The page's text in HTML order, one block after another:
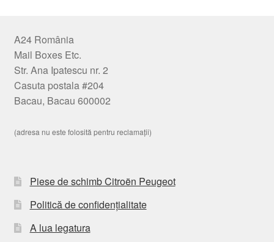
A24 România
Mail Boxes Etc.
Str. Ana Ipatescu nr. 2
Casuta postala #204
Bacau, Bacau 600002
(adresa nu este folosită pentru reclamații)
Piese de schimb Citroën Peugeot
Politică de confidențialitate
A lua legatura